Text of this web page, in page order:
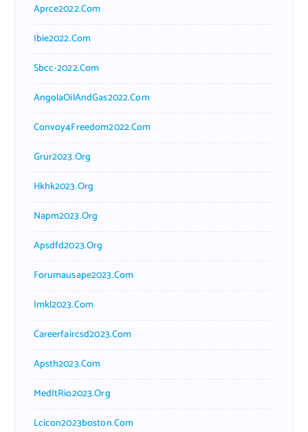
Aprce2022.com
Ibie2022.com
Sbcc-2022.com
AngolaOilAndGas2022.com
Convoy4Freedom2022.com
Grur2023.org
Hkhk2023.org
Napm2023.org
Apsdfd2023.org
Forumausape2023.com
Imkl2023.com
Careerfaircsd2023.com
Apsth2023.com
MedItRio2023.org
Lcicon2023boston.com